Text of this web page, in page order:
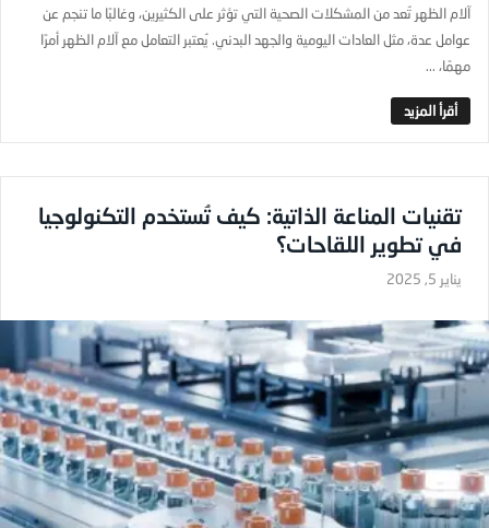
آلام الظهر تُعد من المشكلات الصحية التي تؤثر على الكثيرين، وغالبًا ما تنجم عن
عوامل عدة، مثل العادات اليومية والجهد البدني. يُعتبر التعامل مع آلام الظهر أمرًا
مهمًا، ...
تقنيات المناعة الذاتية: كيف تُستخدم التكنولوجيا
في تطوير اللقاحات؟
يناير 5, 2025